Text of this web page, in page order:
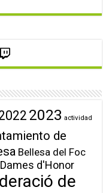
2023 actividad
de
Bellesa del Foc
Dames d'Honor
de